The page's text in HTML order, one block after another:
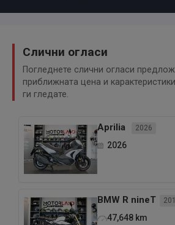
Слични огласи
Погледнете слични огласи
приближната цена и
ги гледате.
Aprilia 2026
2026
BMW R nineT
47,648 km